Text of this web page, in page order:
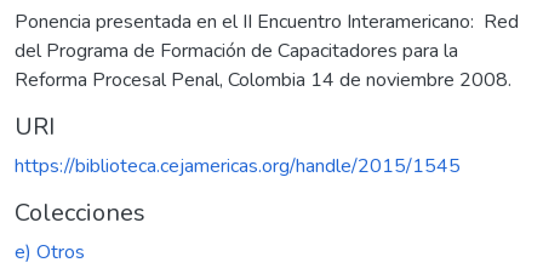
Ponencia presentada en el II Encuentro Interamericano: Red
del Programa de Formación de Capacitadores para la
Reforma Procesal Penal, Colombia 14 de noviembre 2008.
URI
https://biblioteca.cejamericas.org/handle/2015/1545
Colecciones
e) Otros